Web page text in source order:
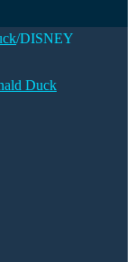
/DISNEY